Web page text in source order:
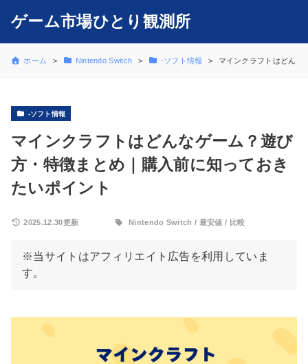
ゲーム市場ひとり観測所
ホーム Nintendo Switch -ソフト情報 マインクラフトはどんな
-ソフト情報
マインクラフトはどんなゲーム？遊び
方・特徴まとめ｜購入前に知っておき
たいポイント
2025.12.30更新 Nintendo Switch / 最安値 / 比較
※当サイトはアフィリエイト広告を利用していま
す。